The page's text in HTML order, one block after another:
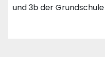
und 3b der